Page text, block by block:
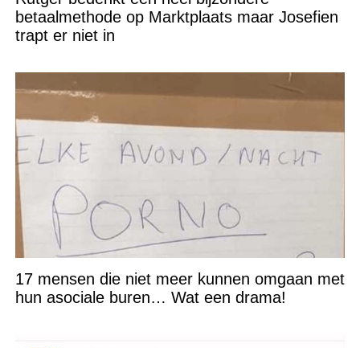
betaalmethode op Marktplaats maar Josefien
trapt er niet in
17 mensen die niet meer kunnen omgaan met
hun asociale buren… Wat een drama!